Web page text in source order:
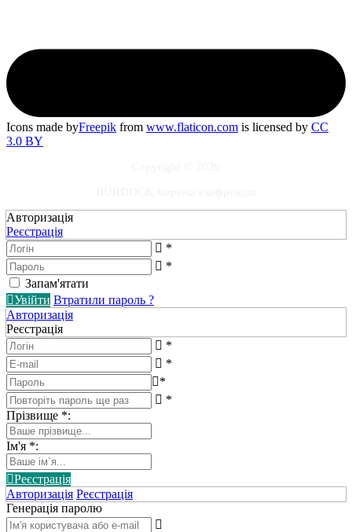
Icons made byFreepik from www.flaticon.com is licensed by CC
3.0 BY
Авторизація
Реєстрація
*
*
Запам'ятати
Увійти Втратили пароль ?
Авторизація
Реєстрація
*
*
*
*
Прізвище *:
Ім'я *:
Реєстрація
Авторизація Реєстрація
Генерація паролю